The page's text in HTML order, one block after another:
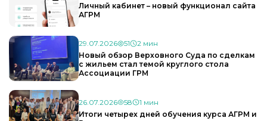
Личный кабинет – новый функционал сайта
АГРМ
29.07.2026 51
2 мин
Новый обзор Верховного Суда по сделкам
с жильем стал темой круглого стола
Ассоциации ГРМ
26.07.2026 58
1 мин
Итоги четырех дней обучения курса АГРМ и